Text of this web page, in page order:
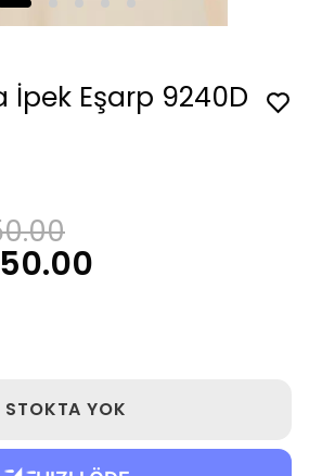
İpek Eşarp 9240D
STOKTA YOK